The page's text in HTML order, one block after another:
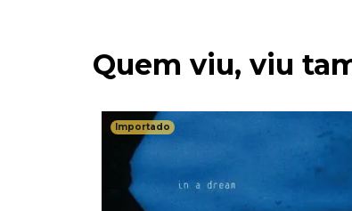
Quem viu, viu
Importado